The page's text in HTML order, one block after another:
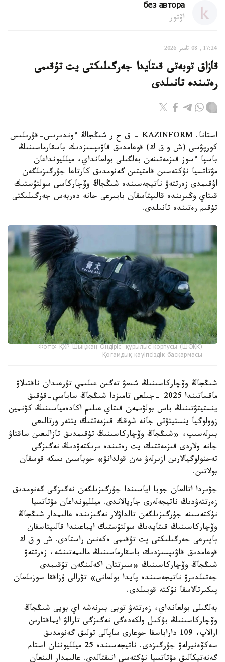
без автора
اۆتور
17:24, 08 تامىز 2026
قازاق توبەتى قىتايدا جەرگىلىكتى يت تۇقىمى
رەتىندە تانىلدى
استانا. KAZINFORM – ق ح ر شىڭجاڭ ءوندىرىس-قۇرىلىس
كورپۋسى (ش و ق ك) قوعامدىق قاۋىپسىزدىك باسقارماسىنىڭ
باسپا ءسوز قىزمەتىنەن بەلگىلى بولعانداي، ميلليونداعان
مۋتاتسيا نۇكتەسىن قامتيتىن گەنومدىق كارتاعا جۇرگىزىلگەن
اۋقىمدى زەرتتەۋ ناتيجەسىندە شىڭجاڭ وۆچاركاسى سولتۇستىك
قىتاي وڭىرىندە قالىپتاسقان بايىرعى جانە دەربەس جەرگىلىكتى
تۇقىم رەتىندە تانىلدى.
Фото: ҚХР Шыңжаң Өндіріс-құрылыс корпусы (ШӨҚК)
Қоғамдық қауіпсіздік басқармасы
شىڭجاڭ وۆچاركاسىنىڭ شىعۋ تەگىن عىلىمي تۇرعىدان ناقتىلاۋ
ماقساتىندا 2025 -جىلعى تامىزدا شىڭجاڭ ساياسي-قۇقىق
ينستيتۋتىنىڭ باس بولۋىمەن قىتاي عىلىم اكادەمياسىنىڭ كۋنمين
زوولوگيا ينستيتۋتى جانە شوقك قىزمەتتىك يتتەر ورتالىعى
بىرلەسىپ، «شىڭجاڭ وۆچاركاسىنىڭ تۇقىمدىق تازالىعىن ساقتاۋ
جانە ولاردى قىزمەتتىك يت رەتىندە ىرىكتەۋدىڭ نەگىزگى
تەحنولوگيالارىن ازىرلەۋ مەن قولدانۋ» جوباسىن ىسكە قوسقان
بولاتىن.
جۋىردا اتالعان جوبا اياسىندا جۇرگىزىلگەن نەگىزگى گەنومدىق
زەرتتەۋدىڭ ناتيجەلەرى جاريالاندى. ميلليونداعان مۋتاتسيا
نۇكتەسىنە جۇرگىزىلگەن تالداۋلار نەگىزىندە عالىمدار شىڭجاڭ
وۆچاركاسىنىڭ قىتايدىڭ سولتۇستىك ايماعىندا قالىپتاسقان
بايىرعى جەرگىلىكتى يت تۇقىمى ەكەنىن راستادى. ش و ق ك
قوعامدىق قاۋىپسىزدىك باسقارماسىنىڭ مالىمەتىنشە، زەرتتەۋ
شىڭجاڭ وۆچاركاسىنىڭ «سىرتتان اكەلىنگەن تۇقىمدى
جەتىلدىرۋ ناتيجەسىندە پايدا بولعانى» تۋرالى ۇزاققا سوزىلعان
پىكىرتالاسقا نۇكتە قويىلدى.
بەلگىلى بولعانداي، زەرتتەۋ توبى بىرنەشە اي بويى شىڭجاڭ
وۆچاركاسىنىڭ بۇكىل ولكەدەگى نەگىزگى تارالۋ ايماقتارىن
ارالاپ، 109 داراباسقا جوعارى ساپالى تولىق گەنومدىق
سەكۆەنيرلەۋ جۇرگىزدى. ناتيجەسىندە 25 ميلليوننان استام
گەنەتيكالىق مۋتاتسيا نۇكتەسى انىقتالدى. عالىمدار الىنعان